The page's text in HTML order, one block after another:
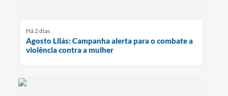
Há 2 dias
Agosto Lilás: Campanha alerta para o combate a
violência contra a mulher